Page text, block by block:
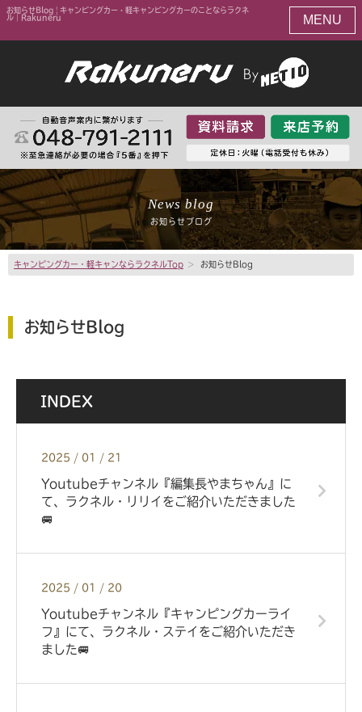
お知らせBlog | キャンピングカー・軽キャンピングカーのことならラクネ
ル｜Rakuneru
MENU
News blog
お知らせブログ
キャンピングカー・軽キャンならラクネルTop > お知らせBlog
お知らせBlog
INDEX
2025 / 01 / 21
Youtubeチャンネル『編集長やまちゃん』に
て、ラクネル・リリイをご紹介いただきました
🚐
2025 / 01 / 20
Youtubeチャンネル『キャンピングカーライ
フ』にて、ラクネル・ステイをご紹介いただき
ました🚐